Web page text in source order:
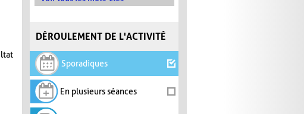
DÉROULEMENT DE L'ACTIVITÉ
Sporadiques
En plusieurs séances